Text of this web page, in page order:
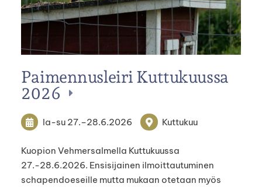
Paimennusleiri Kuttukuussa
2026
la-su 27.–28.6.2026 Kuttukuu
Kuopion Vehmersalmella Kuttukuussa
27.-28.6.2026. Ensisijainen ilmoittautuminen
schapendoeseille mutta mukaan otetaan myös